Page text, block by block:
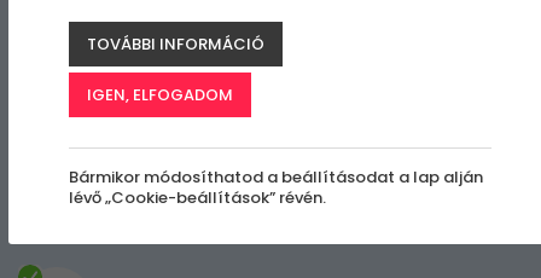
TOVÁBBI INFORMÁCIÓ
IGEN, ELFOGADOM
Bármikor módosíthatod a beállításodat a lap alján
lévő „Cookie-beállítások” révén.